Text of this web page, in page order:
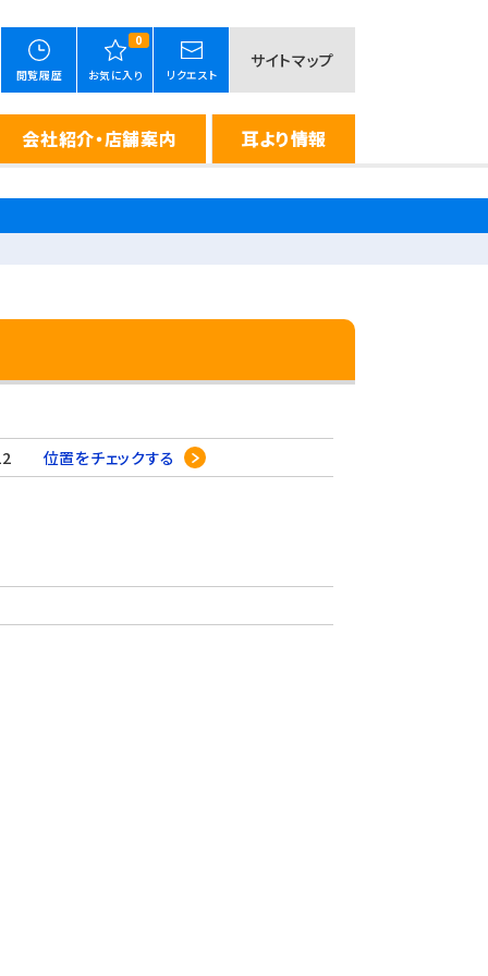
閲覧履歴
0
お気に入り リクエスト
サイトマップ
会社紹介・店舗案内 耳より情報
22 位置をチェックする